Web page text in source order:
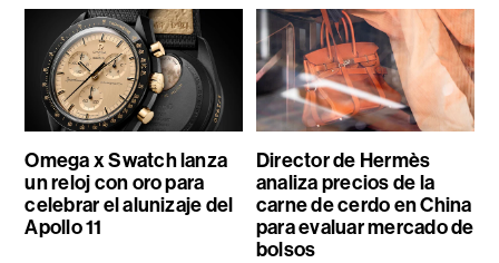
Omega x Swatch lanza
un reloj con oro para
celebrar el alunizaje del
Apollo 11
Director de Hermès
analiza precios de la
carne de cerdo en China
para evaluar mercado de
bolsos